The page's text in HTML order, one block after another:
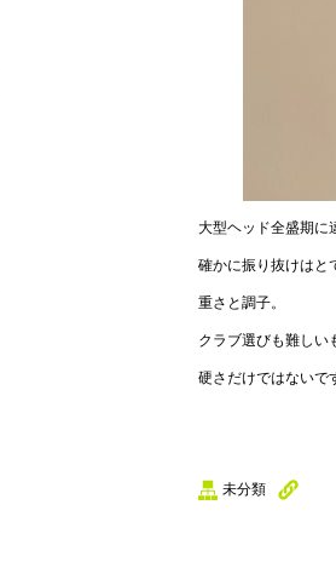
大型ヘッド全盛期に
確かに振り抜けはと
重さと調子。
クラブ選びも難しい
硬さだけではないで
未分類